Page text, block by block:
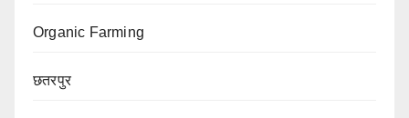
Organic Farming
छतरपुर